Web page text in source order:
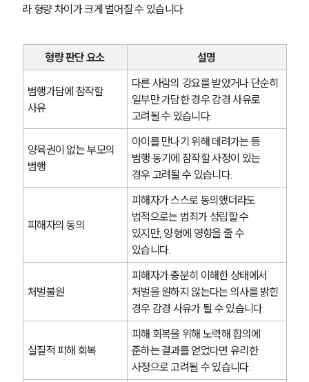
라 형량 차이가 크게 벌어질 수 있습니다.
형량 판단 요소 설명
범행가담에 참작할
사유
다른 사람의 강요를 받았거나 단순히
일부만 가담한 경우 감경 사유로
고려될 수 있습니다.
양육권이 없는 부모의
범행
아이를 만나기 위해 데려가는 등
범행 동기에 참작할 사정이 있는
경우 고려될 수 있습니다.
피해자의 동의
피해자가 스스로 동의했더라도
법적으로는 범죄가 성립할 수
있지만, 양형에 영향을 줄 수
있습니다.
처벌불원
피해자가 충분히 이해한 상태에서
처벌을 원하지 않는다는 의사를 밝힌
경우 감경 사유가 될 수 있습니다.
실질적 피해 회복
피해 회복을 위해 노력해 합의에
준하는 결과를 얻었다면 유리한
사정으로 고려될 수 있습니다.